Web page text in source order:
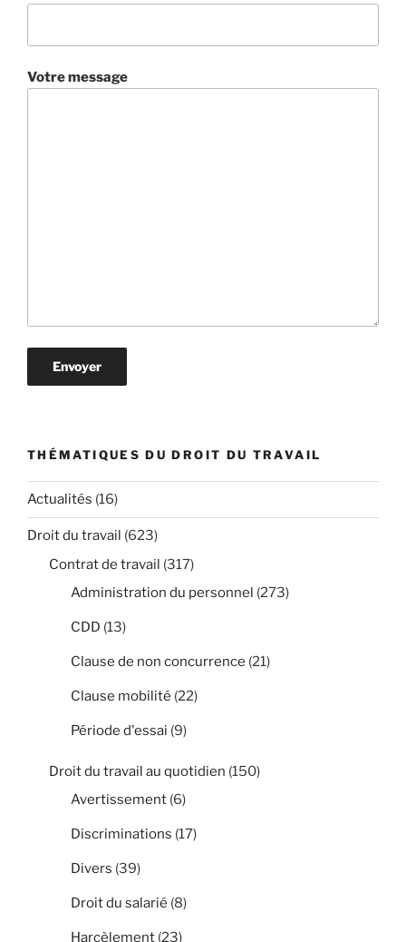
Votre message
THÉMATIQUES DU DROIT DU TRAVAIL
Actualités (16)
Droit du travail (623)
Contrat de travail (317)
Administration du personnel (273)
CDD (13)
Clause de non concurrence (21)
Clause mobilité (22)
Période d'essai (9)
Droit du travail au quotidien (150)
Avertissement (6)
Discriminations (17)
Divers (39)
Droit du salarié (8)
Harcèlement (23)